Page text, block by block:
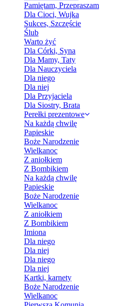
Pamiętam, Przepraszam
Dla Cioci, Wujka
Sukces, Szczęście
Ślub
Warto żyć
Dla Córki, Syna
Dla Mamy, Taty
Dla Nauczyciela
Dla niego
Dla niej
Dla Przyjaciela
Dla Siostry, Brata
Perełki prezentowe
Na każdą chwilę
Papieskie
Boże Narodzenie
Wielkanoc
Z aniołkiem
Z Bombikiem
Na każdą chwilę
Papieskie
Boże Narodzenie
Wielkanoc
Z aniołkiem
Z Bombikiem
Imiona
Dla niego
Dla niej
Dla niego
Dla niej
Kartki, karnety
Boże Narodzenie
Wielkanoc